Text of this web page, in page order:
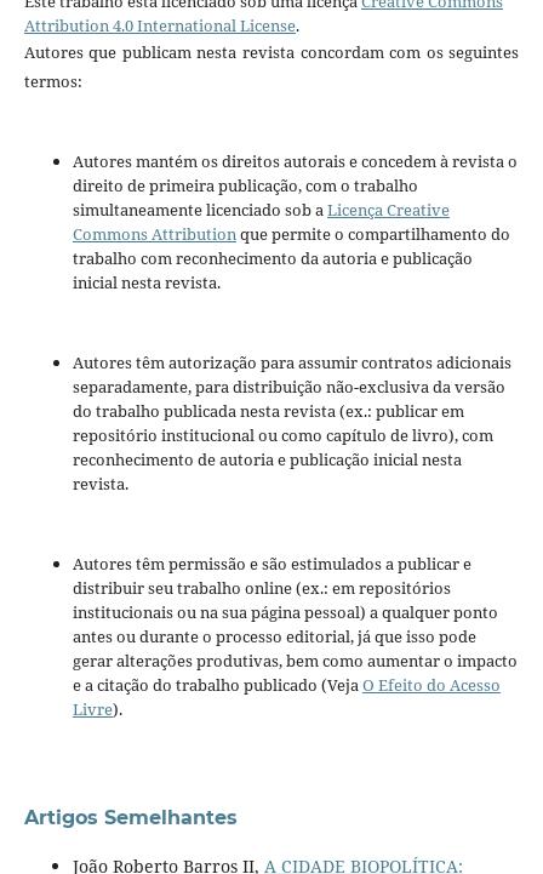
Attribution 4.0 International License.
Autores que publicam nesta revista concordam com os seguintes
termos:
Autores mantém os direitos autorais e concedem à revista o
direito de primeira publicação, com o trabalho
simultaneamente licenciado sob aLicença Creative
Commons Attributionque permite o compartilhamento do
trabalho com reconhecimento da autoria e publicação
inicial nesta revista.
Autores têm autorização para assumir contratos adicionais
separadamente, para distribuição não-exclusiva da versão
do trabalho publicada nesta revista (ex.: publicar em
repositório institucional ou como capítulo de livro), com
reconhecimento de autoria e publicação inicial nesta
revista.
Autores têm permissão e são estimulados a publicar e
distribuir seu trabalho online (ex.: em repositórios
institucionais ou na sua página pessoal) a qualquer ponto
antes ou durante o processo editorial, já que isso pode
gerar alterações produtivas, bem como aumentar o impacto
e a citação do trabalho publicado (VejaO Efeito do Acesso
Livre).
Artigos Semelhantes
João Roberto Barros II, A CIDADE BIOPOLÍTICA: